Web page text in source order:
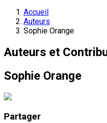
Accueil
Auteurs
Sophie Orange
Auteurs et
Sophie Orange
Partager